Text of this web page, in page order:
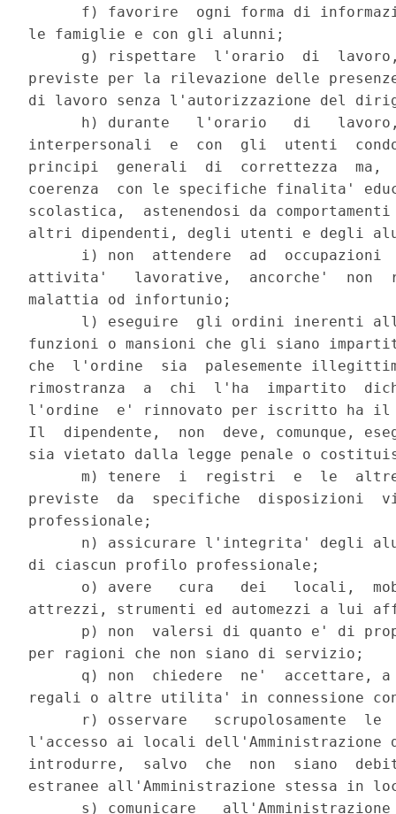
f) favorire  ogni forma di
le famiglie e con gli alunni;
g) rispettare  l'orario  di
previste per la rilevazione delle
di lavoro senza l'autorizzazione del
h) durante   l'orario   di
interpersonali  e  con  gli  utenti
principi  generali  di  correttezza
coerenza  con le specifiche finalita'
scolastica,  astenendosi da
altri dipendenti, degli utenti e degli
i) non  attendere  ad  occupazioni
attivita'   lavorative,  ancorche'  non
malattia od infortunio;
l) eseguire  gli ordini inerenti
funzioni o mansioni che gli siano
che  l'ordine  sia  palesemente
rimostranza  a  chi  l'ha  impartito
l'ordine  e' rinnovato per iscritto ha il
Il  dipendente,  non  deve, comunque,
sia vietato dalla legge penale o
m) tenere  i  registri  e  le
previste  da  specifiche  disposizioni
professionale;
n) assicurare l'integrita' degli
di ciascun profilo professionale;
o) avere   cura   dei   locali,
attrezzi, strumenti ed automezzi a lui
p) non  valersi di quanto e' di
per ragioni che non siano di servizio;
q) non  chiedere  ne'  accettare,
regali o altre utilita' in connessione
r) osservare   scrupolosamente  le
l'accesso ai locali dell'Amministrazione
introdurre,  salvo  che  non  siano
estranee all'Amministrazione stessa in
s) comunicare